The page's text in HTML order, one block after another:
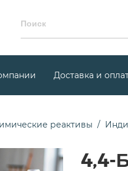
Доставка и
реактивы
4,4-